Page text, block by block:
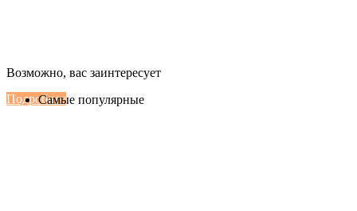
Настенные сплит-системы Haier
Подробнее
Возможно, вас заинтересует
Самые популярные